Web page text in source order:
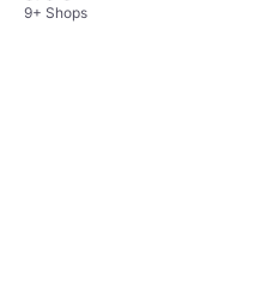
9+ Shops